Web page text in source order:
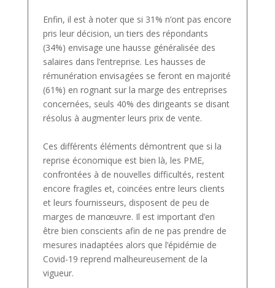
Enfin, il est à noter que si 31% n’ont pas encore
pris leur décision, un tiers des répondants
(34%) envisage une hausse généralisée des
salaires dans l’entreprise. Les hausses de
rémunération envisagées se feront en majorité
(61%) en rognant sur la marge des entreprises
concernées, seuls 40% des dirigeants se disant
résolus à augmenter leurs prix de vente.
Ces différents éléments démontrent que si la
reprise économique est bien là, les PME,
confrontées à de nouvelles difficultés, restent
encore fragiles et, coincées entre leurs clients
et leurs fournisseurs, disposent de peu de
marges de manœuvre. Il est important d’en
être bien conscients afin de ne pas prendre de
mesures inadaptées alors que l’épidémie de
Covid-19 reprend malheureusement de la
vigueur.